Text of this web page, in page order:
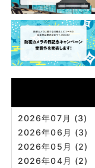
2026年07月 (3)
2026年06月 (3)
2026年05月 (2)
2026年04月 (2)